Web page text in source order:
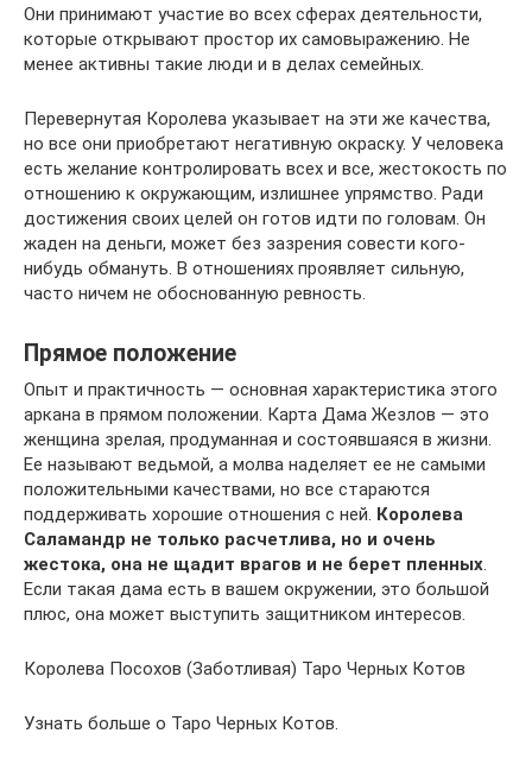
Они принимают участие во всех сферах деятельности,
которые открывают простор их самовыражению. Не
менее активны такие люди и в делах семейных.
Перевернутая Королева указывает на эти же качества,
но все они приобретают негативную окраску. У человека
есть желание контролировать всех и все, жестокость по
отношению к окружающим, излишнее упрямство. Ради
достижения своих целей он готов идти по головам. Он
жаден на деньги, может без зазрения совести кого-
нибудь обмануть. В отношениях проявляет сильную,
часто ничем не обоснованную ревность.
Прямое положение
Опыт и практичность — основная характеристика этого
аркана в прямом положении. Карта Дама Жезлов — это
женщина зрелая, продуманная и состоявшаяся в жизни.
Ее называют ведьмой, а молва наделяет ее не самыми
положительными качествами, но все стараются
поддерживать хорошие отношения с ней. Королева
Саламандр не только расчетлива, но и очень
жестока, она не щадит врагов и не берет пленных.
Если такая дама есть в вашем окружении, это большой
плюс, она может выступить защитником интересов.
Королева Посохов (Заботливая) Таро Черных Котов
Узнать больше о Таро Черных Котов.